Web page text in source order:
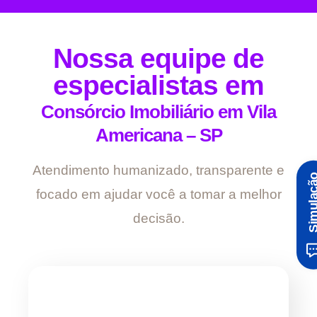
Nossa equipe de
especialistas em
Consórcio Imobiliário em Vila
Americana – SP
Atendimento humanizado, transparente e
focado em ajudar você a tomar a melhor
decisão.